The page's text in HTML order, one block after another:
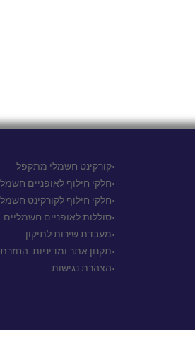
•קורקינט חשמלי מתקפל
•חלקי חילוף לאופניים
•חלקי חילוף לקורקינט
•סוללות לאופניים חשמליים
•מעבדת שירות לתיקון
•תקנון אתר ומדיניות
•הצהרת נגישות